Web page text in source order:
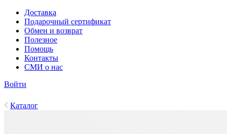
Доставка
Подарочный сертификат
Обмен и возврат
Полезное
Помощь
Контакты
СМИ о нас
Войти
Каталог